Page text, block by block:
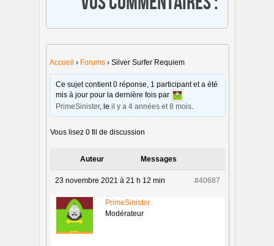
Accueil › Forums › Silver Surfer Requiem
Ce sujet contient 0 réponse, 1 participant et a été
mis à jour pour la dernière fois par
PrimeSinister, leil y a 4 années et 8 mois.
Vous lisez 0 fil de discussion
Auteur Messages
23 novembre 2021 à 21 h 12 min #40687
PrimeSinister
Modérateur